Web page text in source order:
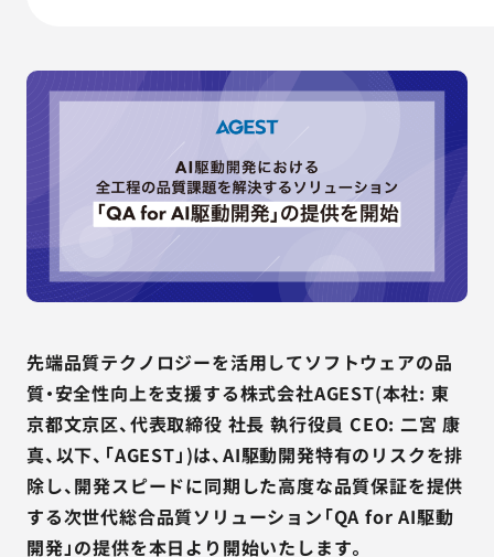
セミナー・イベント
品質コラム
会社情報
サービス詳細資料 見積・お問い合わせ
サービスお問い合わせ専用番号
03-6865-4864
（平日9:30〜18:00）
※その他のご連絡は03-5333-1246
先端品質テクノロジーを活用してソフトウェアの品
質・安全性向上を支援する株式会社AGEST(本社: 東
京都文京区、代表取締役 社長 執行役員 CEO: 二宮 康
真、以下、「AGEST」)は、AI駆動開発特有のリスクを排
除し、開発スピードに同期した高度な品質保証を提供
する次世代総合品質ソリューション「QA for AI駆動
開発」の提供を本日より開始いたします。